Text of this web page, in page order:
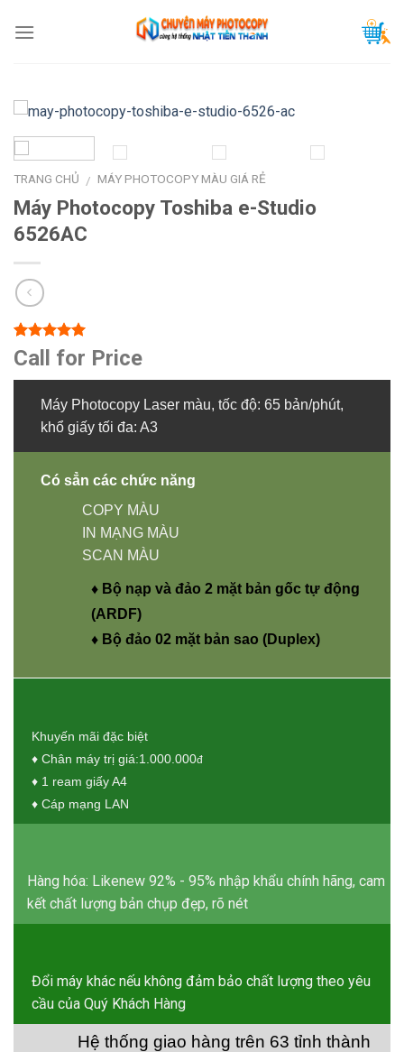
TRANG CHỦ / MÁY PHOTOCOPY MÀU GIÁ RẺ
Máy Photocopy Toshiba e-Studio
6526AC
5.00 trên 5
dựa trên
2
đánh giá
Call for Price
Máy Photocopy Laser màu, tốc độ: 65 bản/phút,
khổ giấy tối đa: A3
Có sẳn các chức năng
COPY MÀU
IN MẠNG MÀU
SCAN MÀU
♦ Bộ nạp và đảo 2 mặt bản gốc tự động
(ARDF)
♦ Bộ đảo 02 mặt bản sao (Duplex)
Khuyến mãi đặc biệt
♦ Chân máy trị giá:1.000.000đ
♦ 1 ream giấy A4
♦ Cáp mạng LAN
Hàng hóa: Likenew 92% - 95% nhập khẩu chính hãng, cam
kết chất lượng bản chụp đẹp, rõ nét
Đổi máy khác nếu không đảm bảo chất lượng theo yêu
cầu của Quý Khách Hàng
Hệ thống giao hàng trên 63 tỉnh thành